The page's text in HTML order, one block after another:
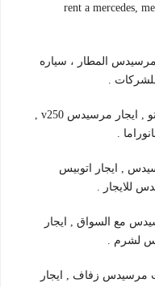
,rent a mercedes,
المطار ، سياره
.
ايجار سيارات مصر , ايجار مرسيدس فيتو , ايجار مرسيدس v250 ,
, ايجار اتوبيس
للايجار .
مع السواق , ايجار
لشرم .
مرسيدس زفاف , ايجار